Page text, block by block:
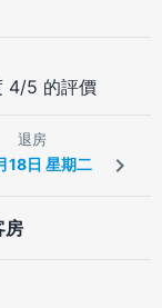
4/5 的評價
退房
房